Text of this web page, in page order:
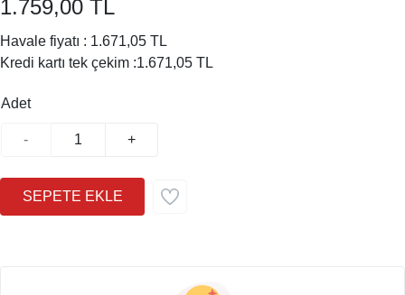
1.759,00 TL
Havale fiyatı : 1.671,05 TL
Kredi kartı tek çekim :1.671,05 TL
Adet
- +